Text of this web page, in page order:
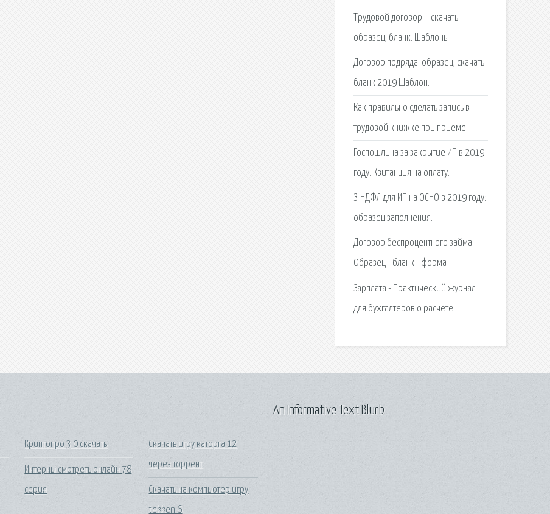
Трудовой договор – скачать
образец, бланк. Шаблоны
Договор подряда: образец, скачать
бланк 2019 Шаблон.
Как правильно сделать запись в
трудовой книжке при приеме.
Госпошлина за закрытие ИП в 2019
году. Квитанция на оплату.
З-НДФЛ для ИП на ОСНО в 2019 году:
образец заполнения.
Договор беспроцентного займа
Образец - бланк - форма
Зарплата - Практический журнал
для бухгалтеров о расчете.
Криптопро 3 0 скачать
Интерны смотреть онлайн 78
серия
Скачать игру каторга 12
через торрент
Скачать на компьютер игру
tekken 6
An Informative Text Blurb